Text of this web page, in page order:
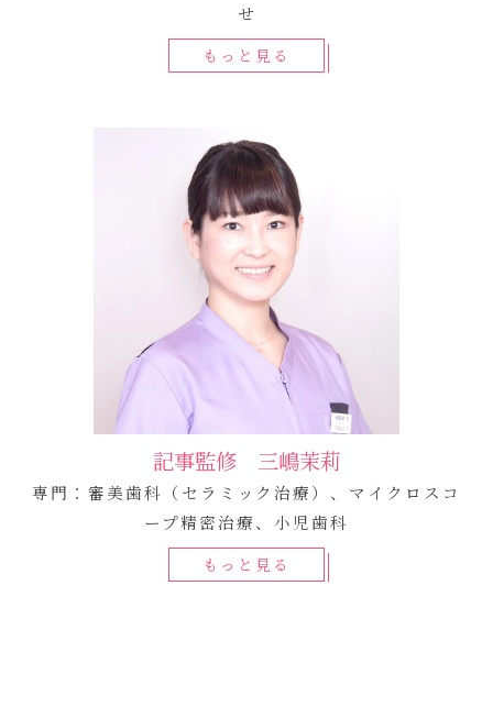
せ
もっと見る
記事監修 三嶋茉莉
専門：審美歯科（セラミック治療）、マイクロスコ
ープ精密治療、小児歯科
もっと見る